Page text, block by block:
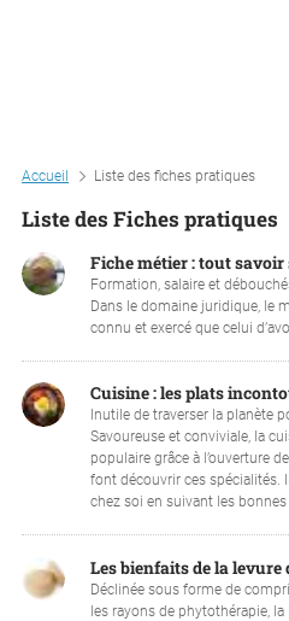
Accueil Liste des fiches pratiques
Liste des Fiches pratiques
Fiche métier : tout
Formation, salaire et
Dans le domaine juridique, le
connu et exercé que celui
Cuisine : les plats
Inutile de traverser la planète
Savoureuse et conviviale, la
populaire grâce à l’ouverture
font découvrir ces spécialités.
chez soi en suivant les bonnes
Les bienfaits de la levure
Déclinée sous forme de
les rayons de phytothérapie,